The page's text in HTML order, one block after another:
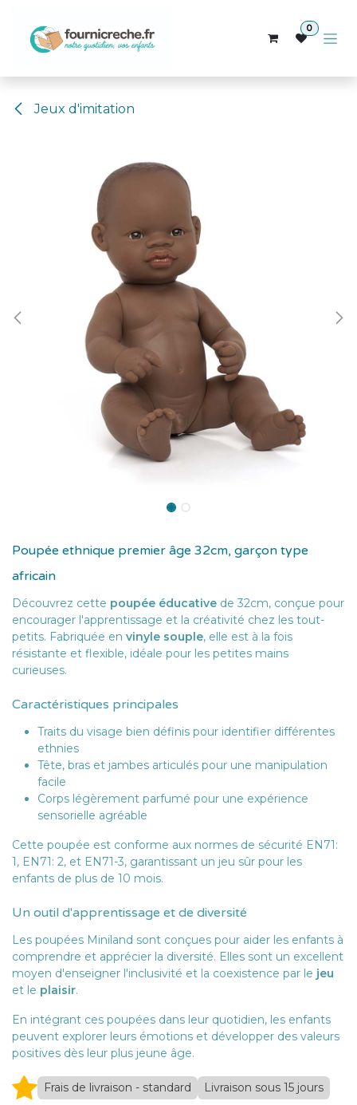
0
Jeux d'imitation
Poupée ethnique premier âge 32cm, garçon type
africain
Découvrez cette poupée éducative de 32cm, conçue pour
encourager l'apprentissage et la créativité chez les tout-
petits. Fabriquée en vinyle souple, elle est à la fois
résistante et flexible, idéale pour les petites mains
curieuses.
Caractéristiques principales
Traits du visage bien définis pour identifier différentes
ethnies
Tête, bras et jambes articulés pour une manipulation
facile
Corps légèrement parfumé pour une expérience
sensorielle agréable
Cette poupée est conforme aux normes de sécurité EN71:
1, EN71: 2, et EN71-3, garantissant un jeu sûr pour les
enfants de plus de 10 mois.
Un outil d'apprentissage et de diversité
Les poupées Miniland sont conçues pour aider les enfants à
comprendre et apprécier la diversité. Elles sont un excellent
moyen d'enseigner l'inclusivité et la coexistence par le jeu
et le plaisir.
En intégrant ces poupées dans leur quotidien, les enfants
peuvent explorer leurs émotions et développer des valeurs
positives dès leur plus jeune âge.
Frais de livraison - standard Livraison sous 15 jours